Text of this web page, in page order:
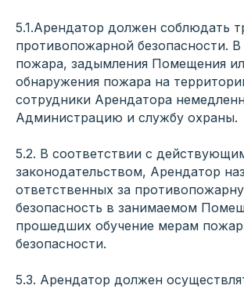
5.1.Арендатор должен соблюдать
противопожарной безопасности. В
пожара, задымления Помещения
обнаружения пожара на
сотрудники Арендатора
Администрацию и службу охраны.
5.2. В соответствии с
законодательством, Арендатор
ответственных за
безопасность в занимаемом
прошедших обучение мерам
безопасности.
5.3. Арендатор должен